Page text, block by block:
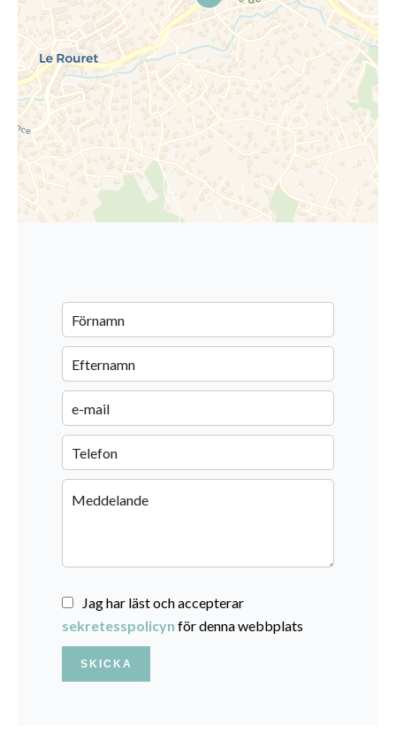
Jag har läst och accepterar
sekretesspolicyn för denna webbplats
SKICKA